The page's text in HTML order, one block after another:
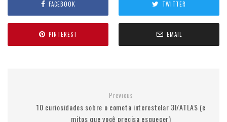
FACEBOOK TWITTER
PINTEREST EMAIL
Previous
10 curiosidades sobre o cometa interestelar 3I/ATLAS (e
mitos que você precisa esquecer)